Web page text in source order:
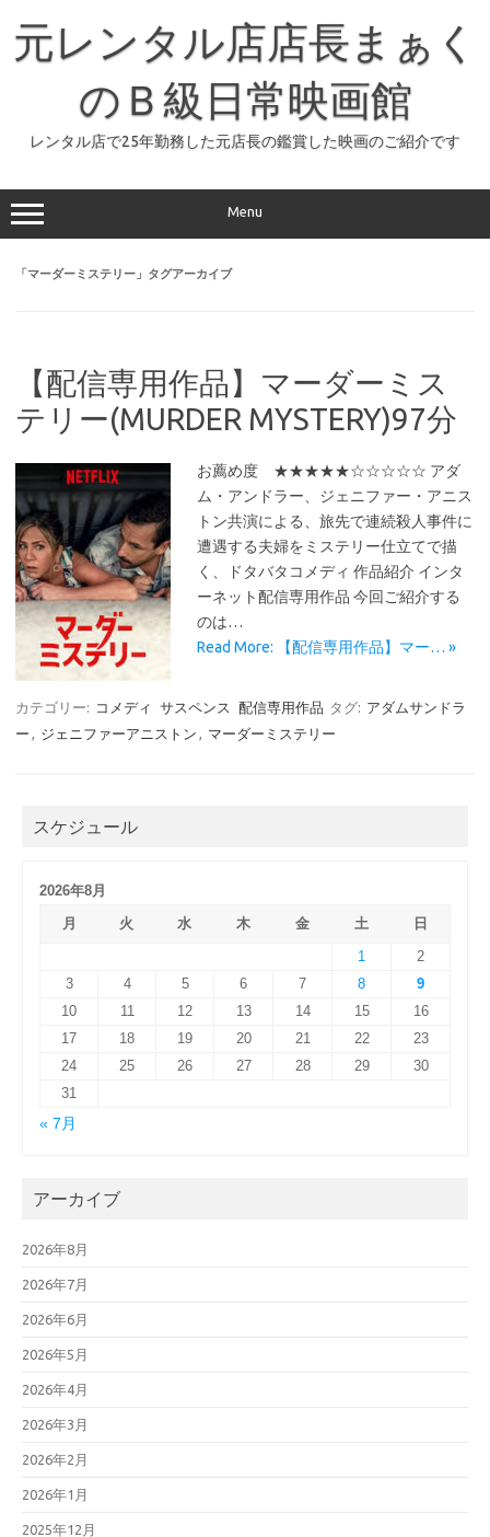
元レンタル店店長まぁく
のＢ級日常映画館
レンタル店で25年勤務した元店長の鑑賞した映画のご紹介です
Menu
「マーダーミステリー 」タグアーカイブ
【配信専用作品】マーダーミス
テリー(MURDER MYSTERY)97分
お薦め度 ★★★★★☆☆☆☆☆ アダ
ム・アンドラー、ジェニファー・アニス
トン共演による、旅先で連続殺人事件に
遭遇する夫婦をミステリー仕立てで描
く、ドタバタコメディ 作品紹介 インタ
ーネット配信専用作品 今回ご紹介する
のは…
Read More: 【配信専用作品】マー… »
カテゴリー: コメディ サスペンス 配信専用作品 タグ: アダムサンドラ
ー , ジェニファーアニストン , マーダーミステリー
スケジュール
2026年8月
月
火 水 木 金 土
日
1
2
3
4 5 6 7 8
9
10
11 12 13 14 15
16
17
18 19 20 21 22
23
24
25 26 27 28 29
30
31
« 7月
アーカイブ
2026年8月
2026年7月
2026年6月
2026年5月
2026年4月
2026年3月
2026年2月
2026年1月
2025年12月